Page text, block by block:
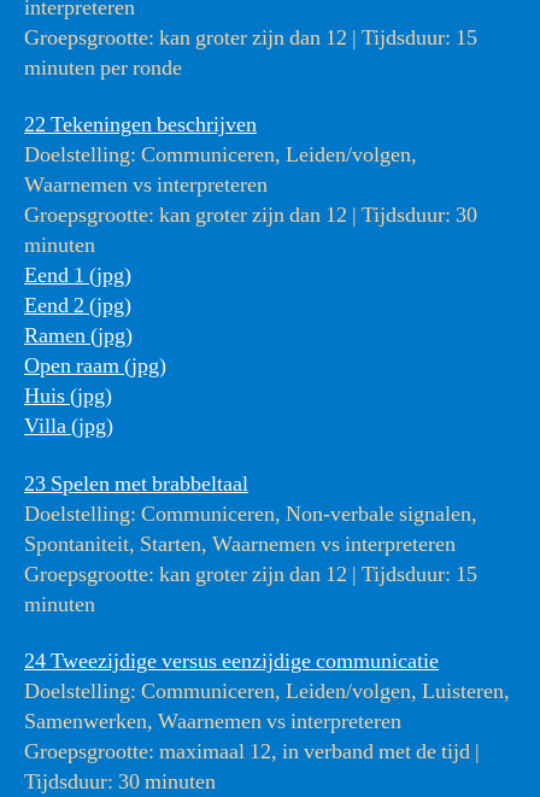
interpreteren
Groepsgrootte: kan groter zijn dan 12 | Tijdsduur: 15
minuten per ronde
22 Tekeningen beschrijven
Doelstelling: Communiceren, Leiden/volgen,
Waarnemen vs interpreteren
Groepsgrootte: kan groter zijn dan 12 | Tijdsduur: 30
minuten
Eend 1 (jpg)
Eend 2 (jpg)
Ramen (jpg)
Open raam (jpg)
Huis (jpg)
Villa (jpg)
23 Spelen met brabbeltaal
Doelstelling: Communiceren, Non-verbale signalen,
Spontaniteit, Starten, Waarnemen vs interpreteren
Groepsgrootte: kan groter zijn dan 12 | Tijdsduur: 15
minuten
24 Tweezijdige versus eenzijdige communicatie
Doelstelling: Communiceren, Leiden/volgen, Luisteren,
Samenwerken, Waarnemen vs interpreteren
Groepsgrootte: maximaal 12, in verband met de tijd |
Tijdsduur: 30 minuten